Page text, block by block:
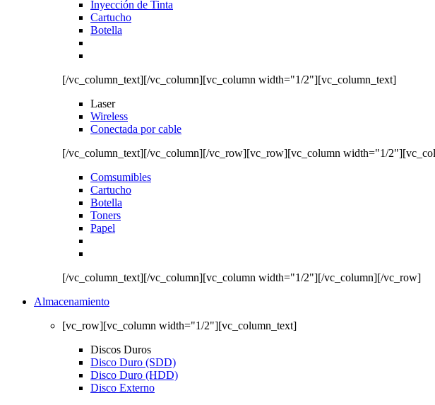
Inyección de Tinta
Cartucho
Botella
[/vc_column_text][/vc_column][vc_column width="1/2"][vc_column_text]
Laser
Wireless
Conectada por cable
[/vc_column_text][/vc_column][/vc_row][vc_row][vc_column width="1/
Comsumibles
Cartucho
Botella
Toners
Papel
[/vc_column_text][/vc_column][vc_column width="1/2"][/vc_column][/vc_row]
Almacenamiento
[vc_row][vc_column width="1/2"][vc_column_text]
Discos Duros
Disco Duro (SDD)
Disco Duro (HDD)
Disco Externo